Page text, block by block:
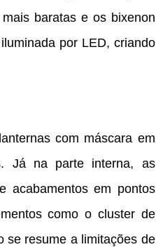
baratas e os bixenon
por LED, criando
com máscara em
Já na parte interna, as
acabamentos em pontos
como o cluster de
se resume a limitações de